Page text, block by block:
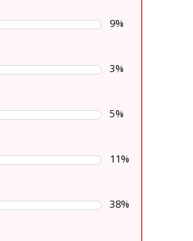
9%
3%
5%
11%
38%